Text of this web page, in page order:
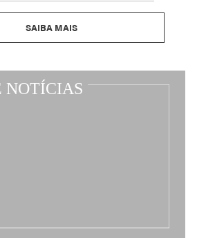
SAIBA MAIS